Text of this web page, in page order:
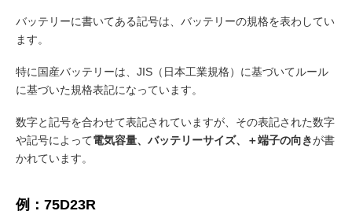
バッテリーに書いてある記号は、バッテリーの規格を表わしてい
ます。
特に国産バッテリーは、JIS（日本工業規格）に基づいてルール
に基づいた規格表記になっています。
数字と記号を合わせて表記されていますが、その表記された数字
や記号によって電気容量、バッテリーサイズ、＋端子の向きが書
かれています。
例：75D23R